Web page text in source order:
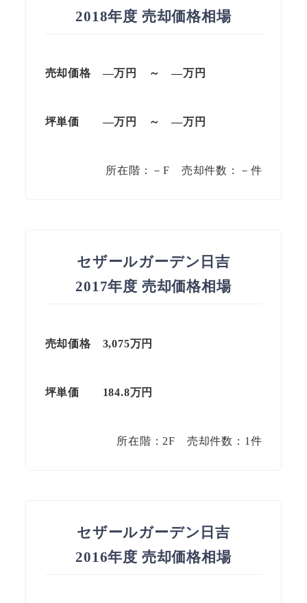
2018年度 売却価格相場
売却価格 —万円 ～ —万円
坪単価 —万円 ～ —万円
所在階：－F 売却件数：－件
セザールガーデン日吉
2017年度 売却価格相場
売却価格 3,075万円
坪単価 184.8万円
所在階：2F 売却件数：1件
セザールガーデン日吉
2016年度 売却価格相場